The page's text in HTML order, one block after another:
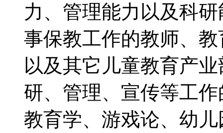
力、管理能力以及科
事保教工作的教师、
以及其它儿童教育产
研、管理、宣传等工
教育学、游戏论、幼